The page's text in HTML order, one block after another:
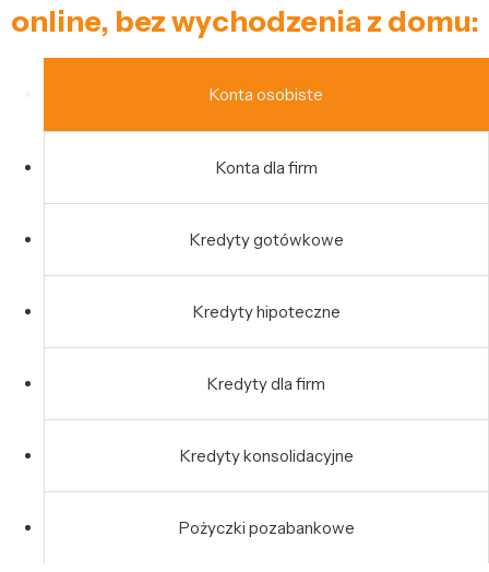
online, bez wychodzenia z domu:
Konta osobiste
Konta dla firm
Kredyty gotówkowe
Kredyty hipoteczne
Kredyty dla firm
Kredyty konsolidacyjne
Pożyczki pozabankowe